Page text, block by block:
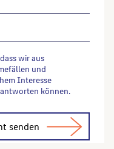
wir aus
und
Interesse
können.